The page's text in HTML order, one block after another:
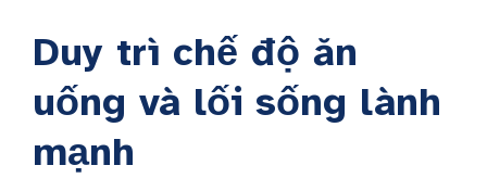
Duy trì chế độ ăn
uống và lối sống lành
mạnh